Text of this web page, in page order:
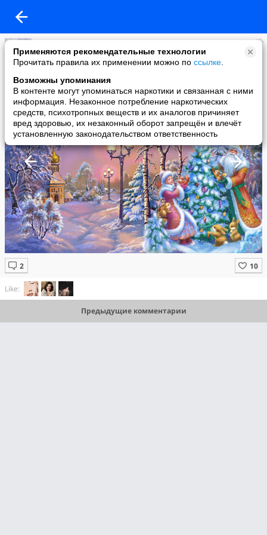
Применяются рекомендательные технологии
Прочитать правила их применении можно по ссылке
Возможны упоминания
В контенте могут упоминаться наркотики и связанная с ними
информация. Незаконное потребление наркотических
средств, психотропных веществ и их аналогов причиняет
вред здоровью, их незаконный оборот запрещён и влечёт
установленную законодательством ответственность
школа Донецкая
added a photo
06 Jan в 23:36
Like:
Предыдущие комментарии